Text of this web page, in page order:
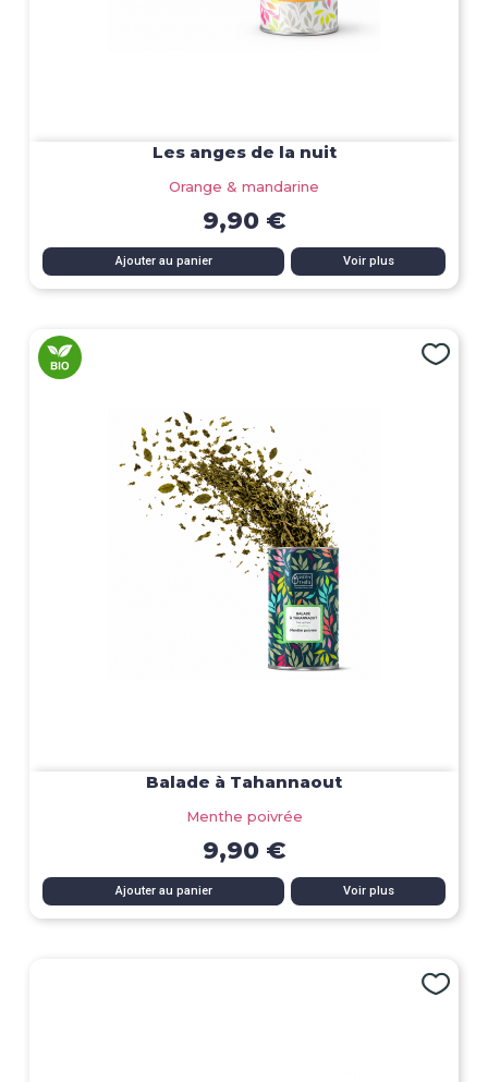
Les anges de la nuit
Orange & mandarine
9,90 €
Ajouter au panier Voir plus
Balade à Tahannaout
Menthe poivrée
9,90 €
Ajouter au panier Voir plus